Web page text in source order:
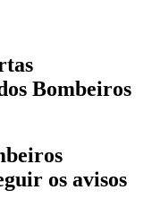
Bombeiros
os avisos